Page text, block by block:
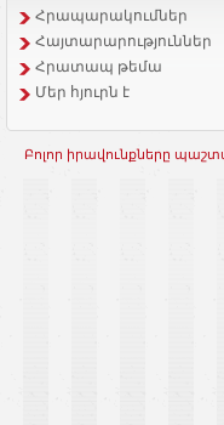
Հրապարակումներ
Հայտարարություններ
Հրատապ թեմա
Մեր հյուրն է
Բոլոր իրավունքները